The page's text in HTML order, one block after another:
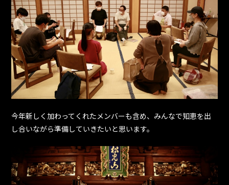
今年新しく加わってくれたメンバーも含め、みんなで知恵を出
し合いながら準備していきたいと思います。